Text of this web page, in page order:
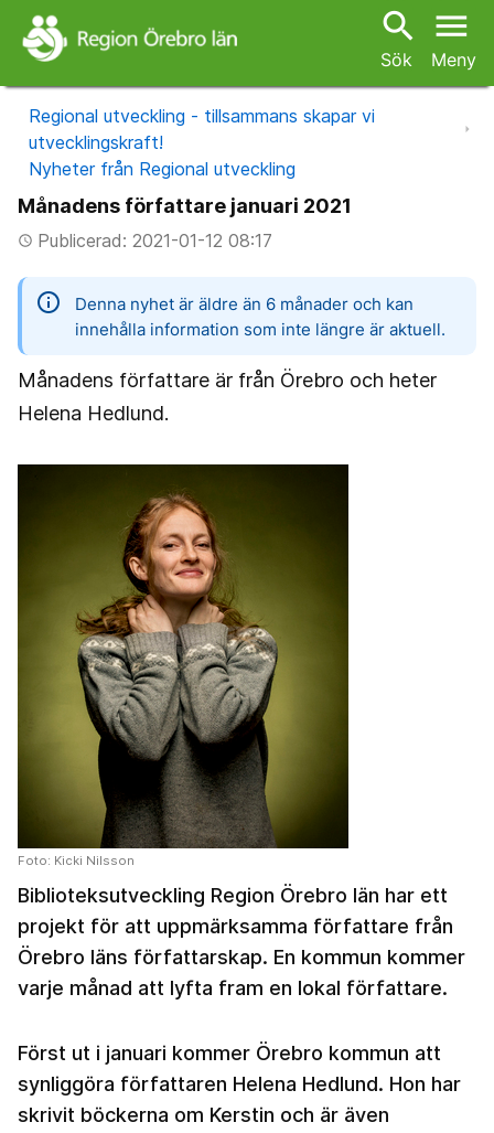
search
Sök
menu
Meny
Regional utveckling - tillsammans skapar vi
utvecklingskraft!
Nyheter från Regional utveckling
Månadens författare januari 2021
access_timePublicerad: 2021-01-12 08:17
information
Denna nyhet är äldre än 6 månader och kan
innehålla information som inte längre är aktuell.
Månadens författare är från Örebro och heter
Helena Hedlund.
Foto: Kicki Nilsson
Biblioteksutveckling Region Örebro län har ett
projekt för att uppmärksamma författare från
Örebro läns författarskap. En kommun kommer
varje månad att lyfta fram en lokal författare.
Först ut i januari kommer Örebro kommun att
synliggöra författaren Helena Hedlund. Hon har
skrivit böckerna om Kerstin och är även